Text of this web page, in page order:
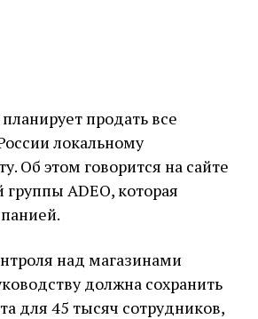
продать все
локальному
Об этом говорится на сайте
группы ADEO, которая
над магазинами
должна сохранить
для 45 тысяч сотрудников,